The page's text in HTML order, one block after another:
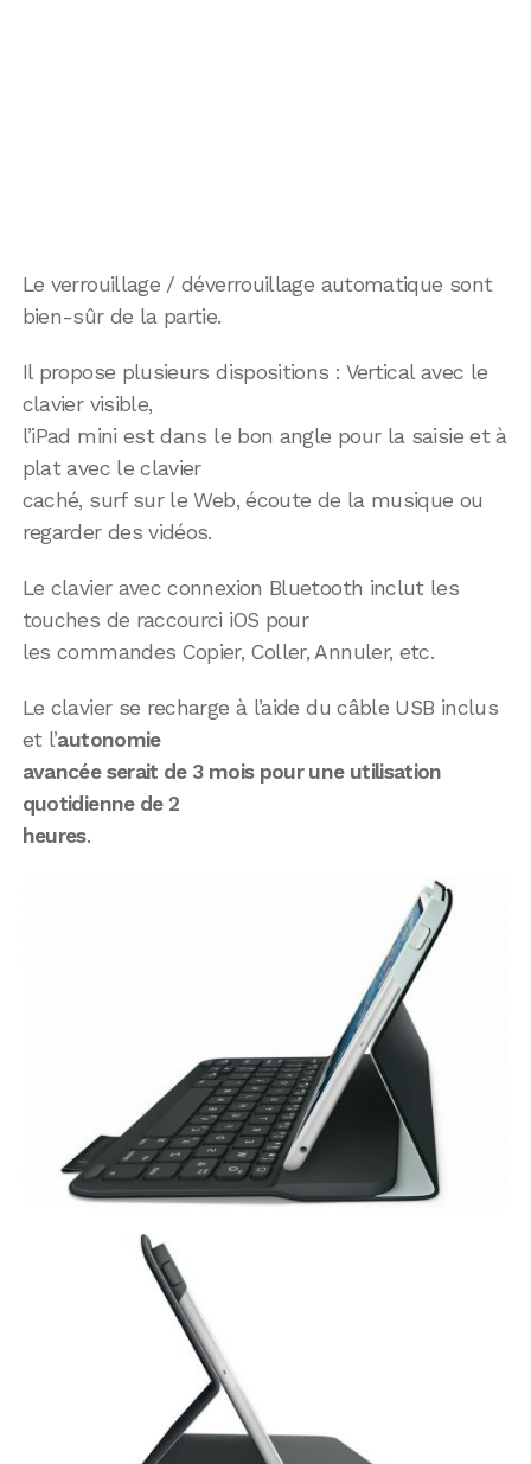
Le verrouillage / déverrouillage automatique sont
bien-sûr de la partie.
Il propose plusieurs dispositions : Vertical avec le
clavier visible,
l’iPad mini est dans le bon angle pour la saisie et à
plat avec le clavier
caché, surf sur le Web, écoute de la musique ou
regarder des vidéos.
Le clavier avec connexion Bluetooth inclut les
touches de raccourci iOS pour
les commandes Copier, Coller, Annuler, etc.
Le clavier se recharge à l’aide du câble USB inclus
et l’autonomie
avancée serait de 3 mois pour une utilisation
quotidienne de 2
heures.